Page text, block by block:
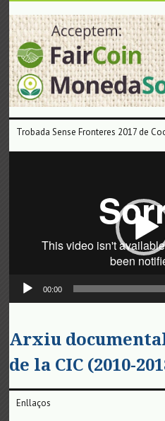
Trobada Sense Fronteres 2017 de
00:00
Arxiu
de la CIC (2010-
Enllaços